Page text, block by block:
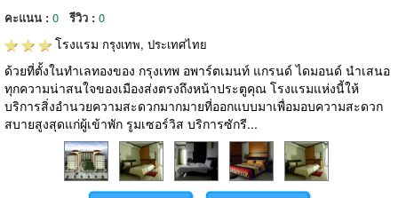
คะแนน : 0 รีวิว : 0
โรงแรม กรุงเทพ, ประเทศไทย
ด้วยที่ตั้งในทำเลทองของ กรุงเทพ อพาร์ตเมนท์ แกรนด์ ไดมอนด์ นำเสนอ
ทุกความน่าสนใจของเมืองส่งตรงถึงหน้าประตูคุณ โรงแรมแห่งนี้ให้
บริการสิ่งอำนวยความสะดวกมากมายที่ออกแบบมาเพื่อมอบความสะดวก
สบายสูงสุดแก่ผู้เข้าพัก รูมเซอร์วิส บริการซักรี...